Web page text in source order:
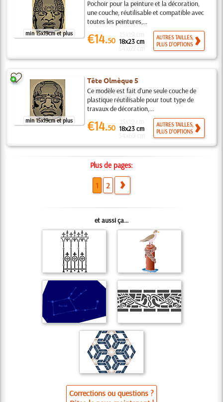
min 15x19cm et plus
Pochoir pour la peinture et la décoration,
une couche, réutilisable et compatible avec
toutes les peintures,...
€14.50 18x23 cm
AUTRES TAILLES,
PLUS D'OPTIONS
min 15x19cm et plus
Tête Olmèque 5
Ce modèle est fait d'une seule couche de
plastique réutilisable pour tout type de
travaux de décoration,...
€14.50 18x23 cm
AUTRES TAILLES,
PLUS D'OPTIONS
Plus de pages:
1 2
et aussi ça...
Corrections ou questions ?